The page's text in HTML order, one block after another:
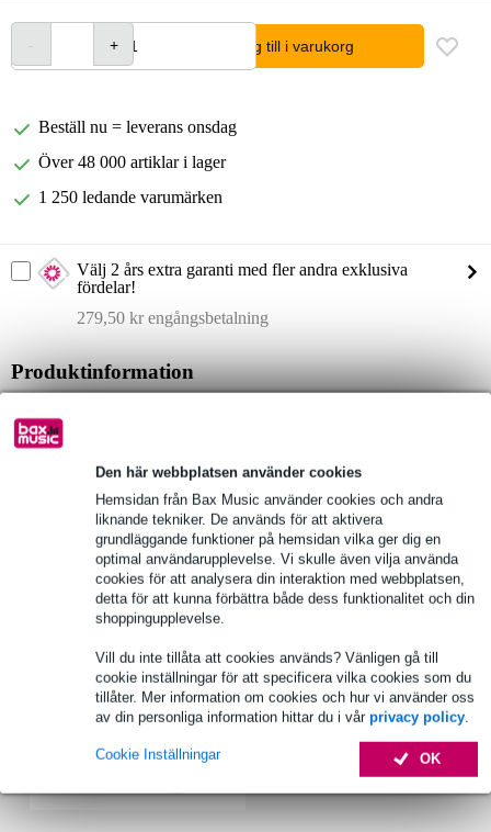
Den här webbplatsen använder cookies
Hemsidan från Bax Music använder cookies och andra
liknande tekniker. De används för att aktivera
grundläggande funktioner på hemsidan vilka ger dig en
optimal användarupplevelse. Vi skulle även vilja använda
cookies för att analysera din interaktion med webbplatsen,
detta för att kunna förbättra både dess funktionalitet och din
shoppingupplevelse.
Vill du inte tillåta att cookies används? Vänligen gå till
cookie inställningar för att specificera vilka cookies som du
tillåter. Mer information om cookies och hur vi använder oss
av din personliga information hittar du i vår privacy policy.
OK
Cookie Inställningar
lägg till i varukorg
Beställ nu = leverans onsdag
Över 48 000 artiklar i lager
1 250 ledande varumärken
Välj 2 års extra garanti med fler andra exklusiva
fördelar!
279,50 kr engångsbetalning
Produktinformation
uppsättning av två passiva högtalare
väderbeständigt hölje
Fullständiga specifikationer
Se även (1)